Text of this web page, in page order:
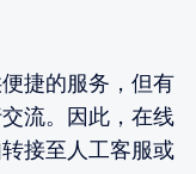
捷的服务，但有
流。因此，在线
接至人工客服或